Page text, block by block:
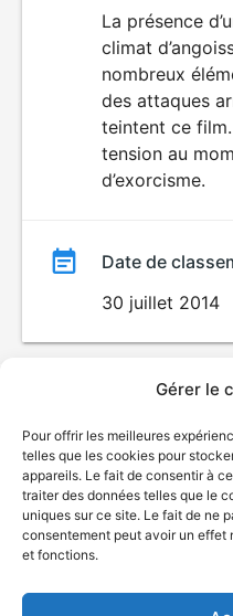
Gérer le
Pour offrir les meilleures
telles que les cookies pour
appareils. Le fait de consentir à
traiter des données telles que le
uniques sur ce site. Le fait de ne
consentement peut avoir un
et fonctions.
La présence
climat
nombreux
des attaques
teintent ce film.
tension au
d’exorcisme.
Date de
30 juillet 2014
©